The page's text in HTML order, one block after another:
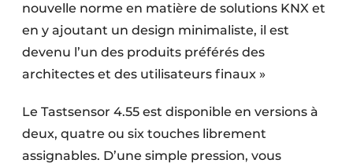
nouvelle norme en matière de solutions KNX et
en y ajoutant un design minimaliste, il est
devenu l’un des produits préférés des
architectes et des utilisateurs finaux »
Le Tastsensor 4.55 est disponible en versions à
deux, quatre ou six touches librement
assignables. D’une simple pression, vous